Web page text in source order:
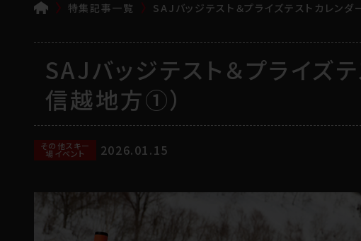
特集記事一覧 SAJバッジテスト＆プライズテストカレン
SAJバッジテスト＆プライズ
信越地方①）
その他スキー
場イベント 2026.01.15